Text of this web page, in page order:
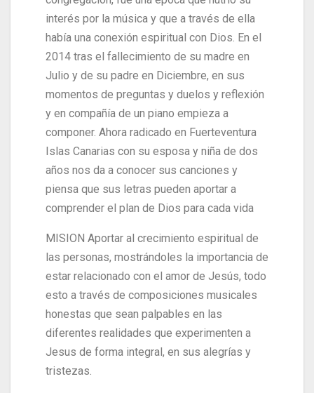
interés por la música y que a través de ella
había una conexión espiritual con Dios. En el
2014 tras el fallecimiento de su madre en
Julio y de su padre en Diciembre, en sus
momentos de preguntas y duelos y reflexión
y en compañía de un piano empieza a
componer. Ahora radicado en Fuerteventura
Islas Canarias con su esposa y niña de dos
años nos da a conocer sus canciones y
piensa que sus letras pueden aportar a
comprender el plan de Dios para cada vida
MISION Aportar al crecimiento espiritual de
las personas, mostrándoles la importancia de
estar relacionado con el amor de Jesús, todo
esto a través de composiciones musicales
honestas que sean palpables en las
diferentes realidades que experimenten a
Jesus de forma integral, en sus alegrías y
tristezas.